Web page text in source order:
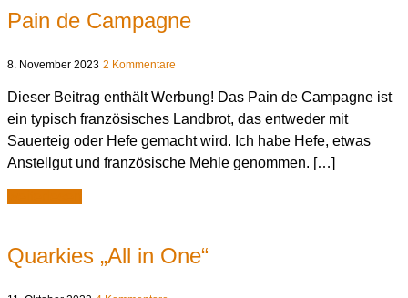
Pain de Campagne
8. November 2023 2 Kommentare
Dieser Beitrag enthält Werbung! Das Pain de Campagne ist
ein typisch französisches Landbrot, das entweder mit
Sauerteig oder Hefe gemacht wird. Ich habe Hefe, etwas
Anstellgut und französische Mehle genommen. […]
Quarkies „All in One“